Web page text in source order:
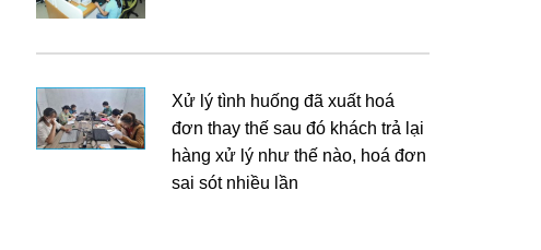
Xử lý tình huống đã xuất hoá
đơn thay thế sau đó khách trả lại
hàng xử lý như thế nào, hoá đơn
sai sót nhiều lần